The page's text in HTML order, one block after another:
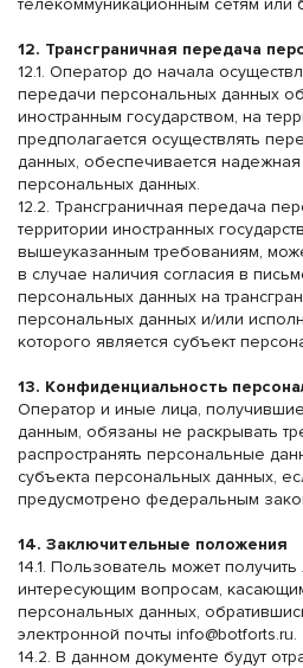
телекоммуникационным сетям или
12. Трансграничная передача
12.1. Оператор до начала
передачи персональных данных
иностранным государством, на
предполагается осуществлять
данных, обеспечивается
персональных данных.
12.2. Трансграничная передача
территории иностранных
вышеуказанным требованиям,
в случае наличия согласия в
персональных данных на
персональных данных и/или
которого является субъект
13. Конфиденциальность
Оператор и иные лица,
данным, обязаны не раскрывать
распространять персональные
субъекта персональных данных,
предусмотрено федеральным
14. Заключительные положения
14.1. Пользователь может
интересующим вопросам,
персональных данных,
электронной почты info@botforts.ru.
14.2. В данном документе будут